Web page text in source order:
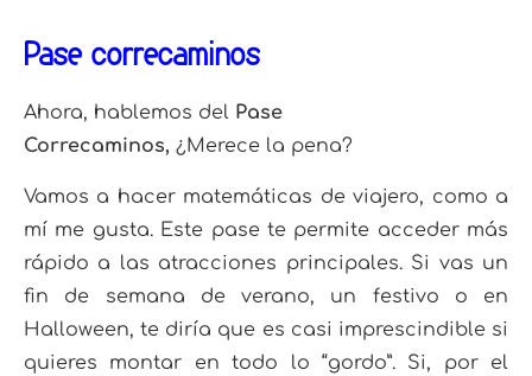
Pase correcaminos
Ahora, hablemos del Pase
Correcaminos, ¿Merece la pena?
Vamos a hacer matemáticas de viajero, como a
mí me gusta. Este pase te permite acceder más
rápido a las atracciones principales. Si vas un
fin de semana de verano, un festivo o en
Halloween, te diría que es casi imprescindible si
quieres montar en todo lo “gordo”. Si, por el